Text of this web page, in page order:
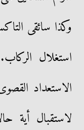
وكذا سائقى
استغلال
الاستعداد
لاستقبال أية